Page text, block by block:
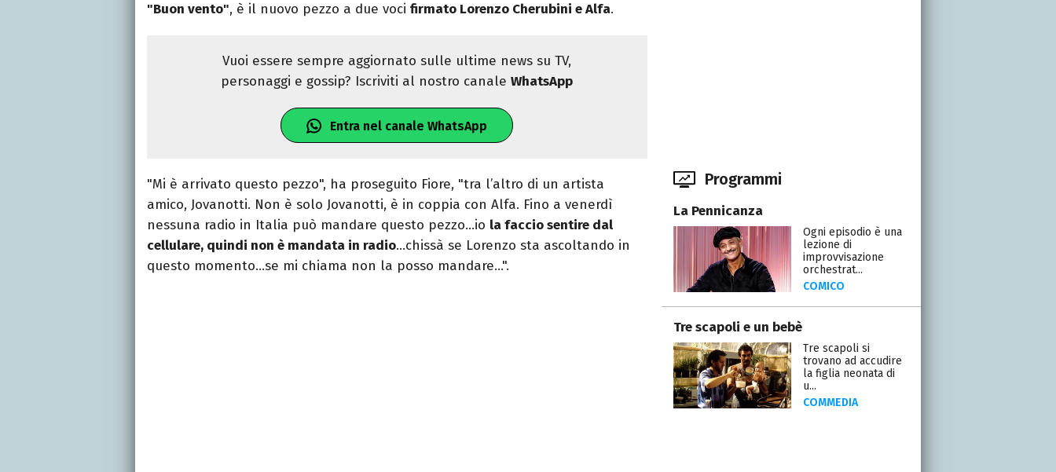
"Buon vento", è il nuovo pezzo a due voci firmato Lorenzo Cherubini e Alfa.
Vuoi essere sempre aggiornato sulle ultime news su TV,
personaggi e gossip? Iscriviti al nostro canaleWhatsApp
Entra nel canale WhatsApp
"Mi è arrivato questo pezzo", ha proseguito Fiore, "tra l’altro di un artista
amico, Jovanotti. Non è solo Jovanotti, è in coppia con Alfa. Fino a venerdì
nessuna radio in Italia può mandare questo pezzo…io la faccio sentire dal
cellulare, quindi non è mandata in radio…chissà se Lorenzo sta ascoltando in
questo momento…se mi chiama non la posso mandare…".
Programmi
La Pennicanza
Ogni episodio è una
lezione di
improvvisazione
orchestrat...
COMICO
Tre scapoli e un bebè
Tre scapoli si
trovano ad accudire
la figlia neonata di
u...
COMMEDIA